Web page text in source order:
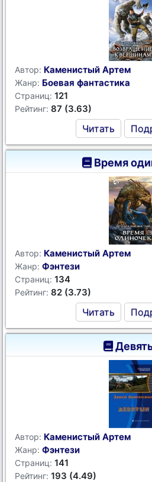
Автор: Каменистый Артем
Жанр: Боевая фантастика
Страниц: 121
Рейтинг: 87 (3.63)
Читать
Время
Автор: Каменистый Артем
Жанр: Фэнтези
Страниц: 134
Рейтинг: 82 (3.73)
Читать
Автор: Каменистый Артем
Жанр: Фэнтези
Страниц: 141
Рейтинг: 193 (4.49)